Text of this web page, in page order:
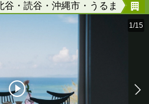
谷・読谷・沖縄市・うるま
1/15